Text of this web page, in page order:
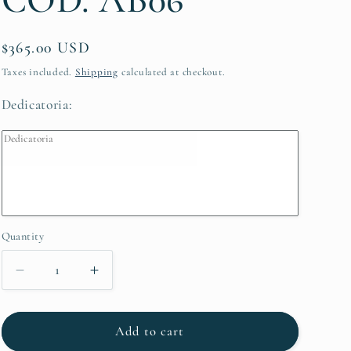
Regular
price
$365.00 USD
Taxes included. Shipping calculated at checkout.
Dedicatoria:
Quantity
Decrease
quantity
for
Increase
quantity
for
COD.Add to cart